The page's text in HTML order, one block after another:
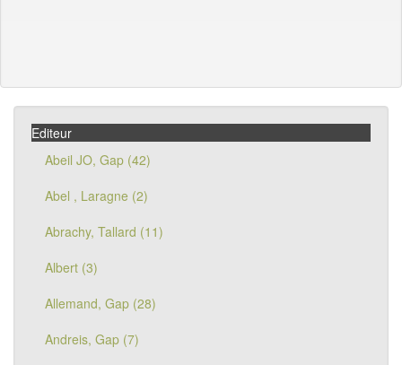
Editeur
Abeil JO, Gap (42)
Abel , Laragne (2)
Abrachy, Tallard (11)
Albert (3)
Allemand, Gap (28)
Andreis, Gap (7)